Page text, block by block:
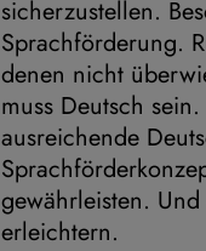
sicherzustellen.
Sprachförderung.
denen nicht
muss Deutsch
ausreichende
gewährleisten.
erleichtern.